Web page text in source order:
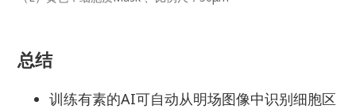
总结
训练有素的AI可自动从明场图像中识别细胞区